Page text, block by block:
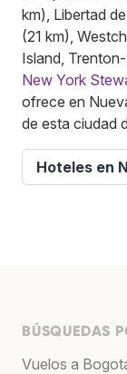
km), Libertad
(21 km),
Island,
New York
ofrece en
de esta ciudad
Hoteles en
BÚSQUEDAS
Vuelos a